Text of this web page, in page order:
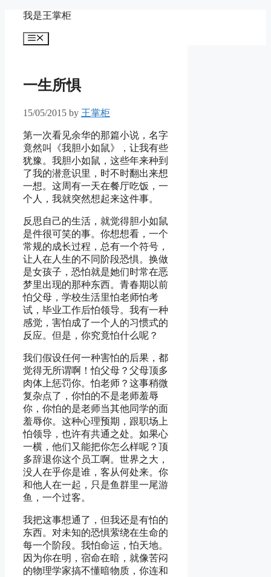
content
我是王掌柜
Menu
一生所惧
15/05/2015 by 王掌柜
第一次看见余华的那篇小说，名字
竟然叫《我胆小如鼠》，让我有些
犹豫。我胆小如鼠，这些年来种到
了我的潜意识里，时不时翻出来想
一想。这周有一天在餐厅吃饭，一
个人，我就突然想起来这件事。
反思自己的生活，就觉得胆小如鼠
是件很可笑的事。你想想看，一个
常规的成长过程，总有一个符号，
让人在人生的不同阶段恐惧。换做
是女孩子，恐怕就是她们时常在恶
梦里出现的那种东西。青春期以前
怕父母，学校生活里怕老师怕考
试，毕业工作后怕领导。我有一种
感觉，害怕成了一个人的习惯式的
反应。但是，你究竟怕什么呢？
我们假设任何一种害怕的后果，都
觉得无所谓啊！怕父母？父母顶多
肉体上惩罚你。怕老师？这事稍微
复杂点了，你怕的不是老师羞辱
你，你怕的是老师当其他同学的面
羞辱你。这种心理预期，跟职场上
怕领导，也许有共通之处。如果心
一横，他们又能把你怎么样呢？顶
多辞退你这个员工啊。世界之大，
没人在乎你是谁，客从何处来。你
和他人在一起，只是鱼群里一尾游
鱼，一个过客。
我把这事想通了，但我还是有怕的
东西。对未知的恐惧萦绕在生命的
每一个阶段。我怕命运，怕天地。
因为你在明，宿命在暗，就像苦闷
的物理学家搞不懂暗物质，你连和